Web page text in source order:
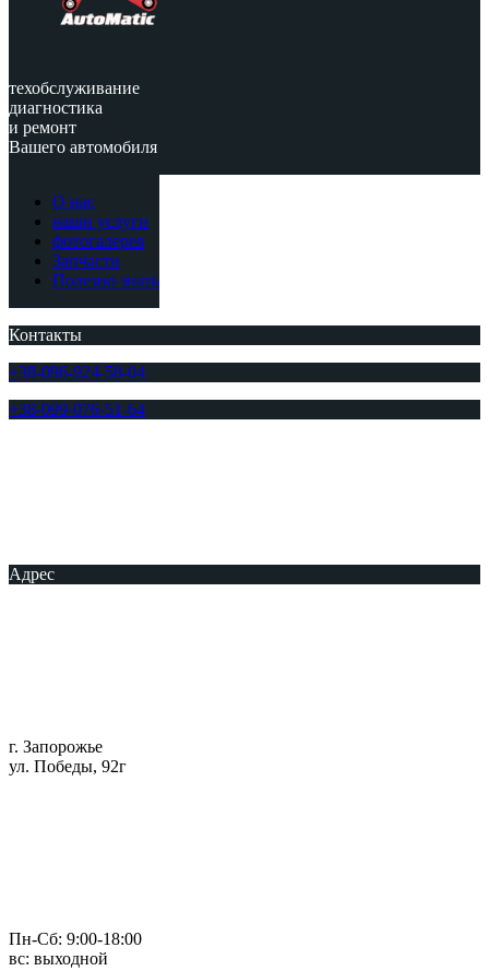
техобслуживание
диагностика
и ремонт
Вашего автомобиля
О нас
наши услуги
фотогалерея
Запчасти
Полезно знать
Контакты
+38-096-924-58-04
+38-099-076-51-64
Адрес
г. Запорожье
ул. Победы, 92г
Пн-Сб: 9:00-18:00
вс: выходной